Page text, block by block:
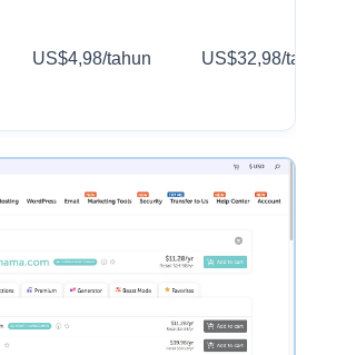
US$4,98/tahun US$32,98/tahun